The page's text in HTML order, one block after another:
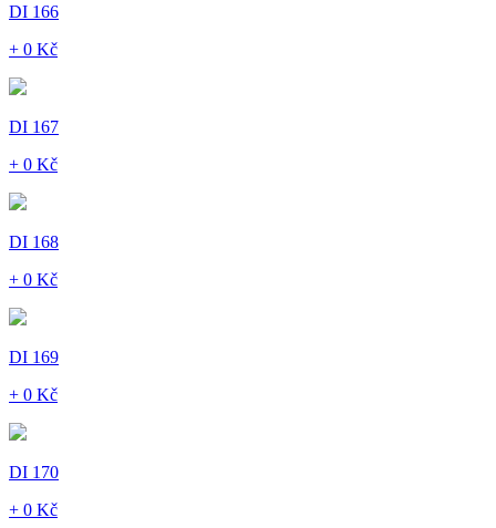
DI 166
+ 0 Kč
DI 167
+ 0 Kč
DI 168
+ 0 Kč
DI 169
+ 0 Kč
DI 170
+ 0 Kč